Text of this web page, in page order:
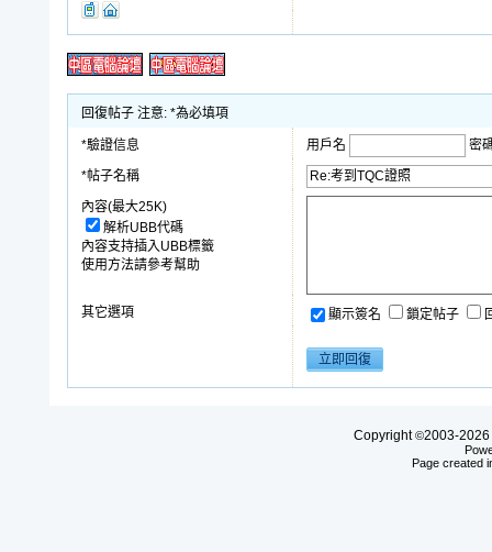
回復帖子 注意: *為必填項
*驗證信息 用戶名
密
*帖子名稱
內容(最大25K)
解析UBB代碼
內容支持插入UBB標籤
使用方法請參考幫助
其它選項 顯示簽名 鎖定帖子
Copyright©2003-2026
Page created